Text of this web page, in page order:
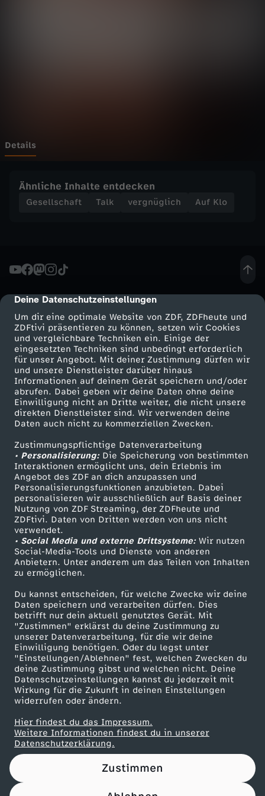
cmp-dialog-description
Deine Datenschutzeinstellungen
Um dir eine optimale Website von ZDF, ZDFheute und
ZDFtivi präsentieren zu können, setzen wir Cookies
und vergleichbare Techniken ein. Einige der
eingesetzten Techniken sind unbedingt erforderlich
für unser Angebot. Mit deiner Zustimmung dürfen wir
und unsere Dienstleister darüber hinaus
Informationen auf deinem Gerät speichern und/oder
abrufen. Dabei geben wir deine Daten ohne deine
Einwilligung nicht an Dritte weiter, die nicht unsere
direkten Dienstleister sind. Wir verwenden deine
Daten auch nicht zu kommerziellen Zwecken.
Zustimmungspflichtige Datenverarbeitung
• Personalisierung:Die Speicherung von bestimmten
Interaktionen ermöglicht uns, dein Erlebnis im
Angebot des ZDF an dich anzupassen und
Personalisierungsfunktionen anzubieten. Dabei
personalisieren wir ausschließlich auf Basis deiner
Nutzung von ZDF Streaming, der ZDFheute und
ZDFtivi. Daten von Dritten werden von uns nicht
verwendet.
• Social Media und externe Drittsysteme:Wir nutzen
Social-Media-Tools und Dienste von anderen
Anbietern. Unter anderem um das Teilen von Inhalten
zu ermöglichen.
Du kannst entscheiden, für welche Zwecke wir deine
Daten speichern und verarbeiten dürfen. Dies
betrifft nur dein aktuell genutztes Gerät. Mit
"Zustimmen" erklärst du deine Zustimmung zu
unserer Datenverarbeitung, für die wir deine
Einwilligung benötigen. Oder du legst unter
"Einstellungen/Ablehnen" fest, welchen Zwecken du
deine Zustimmung gibst und welchen nicht. Deine
Datenschutzeinstellungen kannst du jederzeit mit
Wirkung für die Zukunft in deinen Einstellungen
widerrufen oder ändern.
Hier findest du das Impressum.
Weitere Informationen findest du in unserer
Datenschutzerklärung.
Zustimmen
G
i
e
:
W
a
s
d
e
r
H
a
s
s
m
i
t
D
i
r
Details
Ähnliche Inhalte entdecken
Gesellschaft Talk vergnüglich Auf Klo
Mehr ZDF
ZDF-Apps
Smart TV
ZDFtext
Livestreams
Sendungen A-Z
TV-Programm
Service
ZDFmitreden
Kontakt zum ZDF
Tickets
Zuschauerservice
Hilfe
ZDF Unternehmen
Karriere
ZDF goes Schule
Werbefernsehen
Mainzelmännchen
Partner